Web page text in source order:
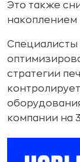
Это также
накоплением
Специалисты
стратегии
компании на